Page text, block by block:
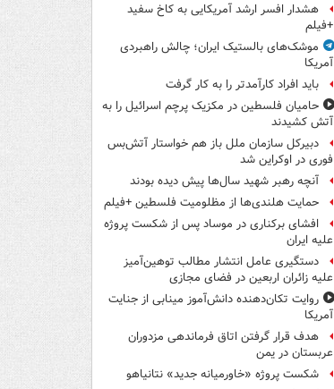
هشدار افسر ارشد آمریکایی به کاخ سفید
+فیلم
موشک‌های بالستیک ایران؛ چالش راهبردی
آمریکا
باید افراد کارآمدتر را به کار گرفت
حامیان فلسطین در مکزیک پرچم اسرائیل را به
آتش کشیدند
دبیرکل سازمان ملل باز هم خواستار آتش‌بس
فوری در اوکراین شد
آنچه رهبر شهید سال‌ها پیش دیده بودند
حمایت هلندی‌ها از مظلومیت فلسطین +فیلم
افشای برکناری در موساد پس از شکست پروژه
علیه ایران
دستگیری عامل انتشار مطالب توهین‌آمیز
علیه زائران اربعین در فضای مجازی
روایت تکان‌دهنده دانش‌آموز مینابی از جنایت
آمریکا
هدف قرار گرفتن اتاق‌ فرماندهی مزدوران
عربستان در یمن
شکست پروژه «خاورمیانه جدید» نتانیاهو